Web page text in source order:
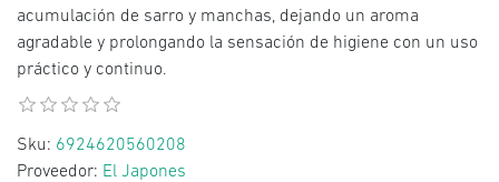
acumulación de sarro y manchas, dejando un aroma
agradable y prolongando la sensación de higiene con un uso
práctico y continuo.
Sku: 6924620560208
Proveedor: El Japones